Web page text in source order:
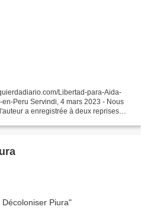
Libertad-para-Aida-
Peru Servindi, 4 mars 2023 - Nous
a enregistrée à deux reprises